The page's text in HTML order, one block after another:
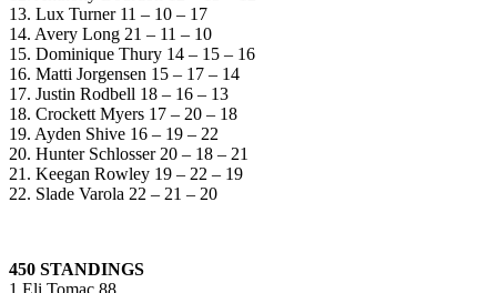
13. Lux Turner 11 – 10 – 17
14. Avery Long 21 – 11 – 10
15. Dominique Thury 14 – 15 – 16
16. Matti Jorgensen 15 – 17 – 14
17. Justin Rodbell 18 – 16 – 13
18. Crockett Myers 17 – 20 – 18
19. Ayden Shive 16 – 19 – 22
20. Hunter Schlosser 20 – 18 – 21
21. Keegan Rowley 19 – 22 – 19
22. Slade Varola 22 – 21 – 20
450 STANDINGS
1 Eli Tomac 88